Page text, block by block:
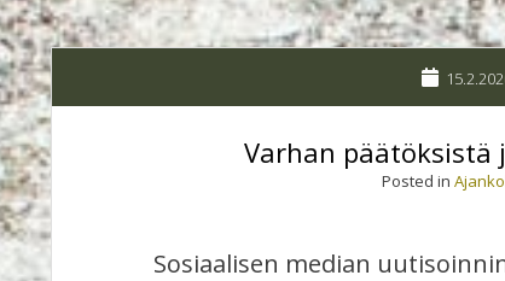
Varhan
Posted in
Sosiaalisen median